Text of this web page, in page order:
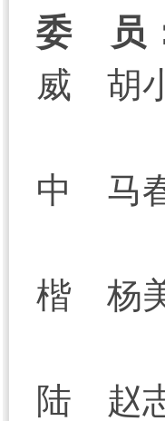
委 员
威 胡
中 马
楷 杨
陆 赵